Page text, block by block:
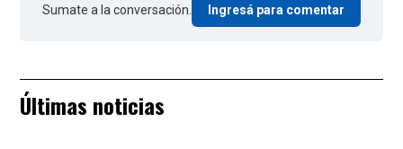
Sumate a la conversación. Ingresá para comentar
Últimas noticias